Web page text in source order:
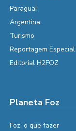
Paraguai
Argentina
Turismo
Reportagem Especial
Editorial H2FOZ
Planeta Foz
Foz, o que fazer